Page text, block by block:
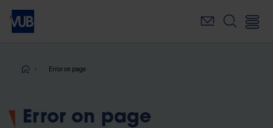
Skip
main
Breadcrumb
Error on page
Error on page